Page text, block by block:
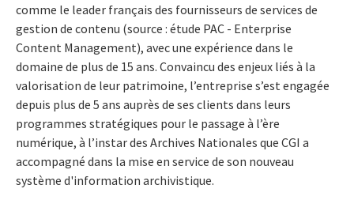
comme le leader français des fournisseurs de services de
gestion de contenu (source : étude PAC - Enterprise
Content Management), avec une expérience dans le
domaine de plus de 15 ans. Convaincu des enjeux liés à la
valorisation de leur patrimoine, l’entreprise s’est engagée
depuis plus de 5 ans auprès de ses clients dans leurs
programmes stratégiques pour le passage à l’ère
numérique, à l’instar des Archives Nationales que CGI a
accompagné dans la mise en service de son nouveau
système d'information archivistique.